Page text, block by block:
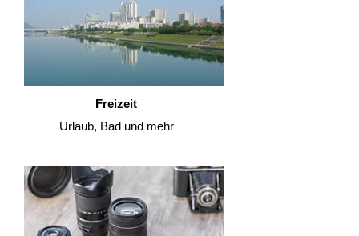
Freizeit
Urlaub, Bad und mehr